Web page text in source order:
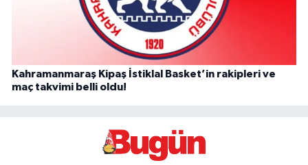
Kahramanmaraş Kipaş İstiklal Basket’in rakipleri ve
maç takvimi belli oldu!